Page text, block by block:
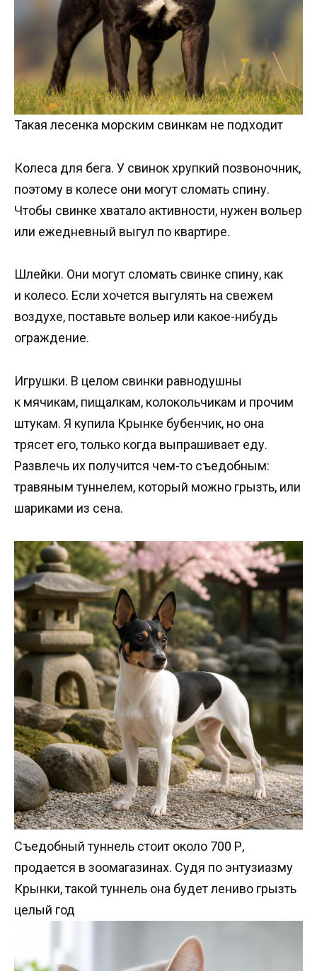
Такая лесенка морским свинкам не подходит
Колеса для бега. У свинок хрупкий позвоночник,
поэтому в колесе они могут сломать спину.
Чтобы свинке хватало активности, нужен вольер
или ежедневный выгул по квартире.
Шлейки. Они могут сломать свинке спину, как
и колесо. Если хочется выгулять на свежем
воздухе, поставьте вольер или какое-нибудь
ограждение.
Игрушки. В целом свинки равнодушны
к мячикам, пищалкам, колокольчикам и прочим
штукам. Я купила Крынке бубенчик, но она
трясет его, только когда выпрашивает еду.
Развлечь их получится чем-то съедобным:
травяным туннелем, который можно грызть, или
шариками из сена.
Съедобный туннель стоит около 700 Р,
продается в зоомагазинах. Судя по энтузиазму
Крынки, такой туннель она будет лениво грызть
целый год